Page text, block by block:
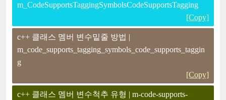
m_CodeSupportsTaggingSymbolsCodeSupportsTagging
[Copy]
c++ 클래스 멤버 변수밑줄 방법 |
m_code_supports_tagging_symbols_code_supports_taggin
g
[Copy]
c++ 클래스 멤버 변수척추 유형 | m-code-supports-